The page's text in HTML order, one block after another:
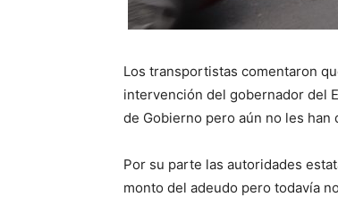
Los transportistas comentaron
intervención del gobernador del
de Gobierno pero aún no les han
Por su parte las autoridades
monto del adeudo pero todavía